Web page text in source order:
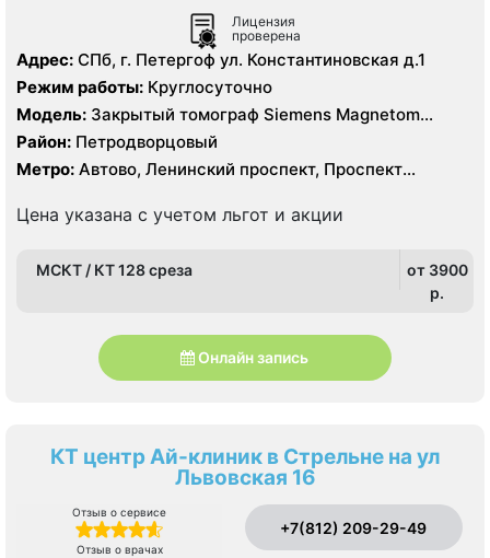
Лицензия
проверена
Адрес: СПб, г. Петергоф ул. Константиновская д.1
Режим работы: Круглосуточно
Модель: Закрытый томограф Siemens Magnetom
Avanto 1,5 Тесла, КТ Philips Ingenia 128 срезов
Район: Петродворцовый
Метро: Автово, Ленинский проспект, Проспект
Цена указана с учетом льгот и акции
МСКТ / КТ 128 среза
от 3900
p.
Онлайн запись
КТ центр Ай-клиник в Стрельне на ул
Львовская 16
Отзыв о сервисе
Отзыв о врачах
+7(812) 209-29-49